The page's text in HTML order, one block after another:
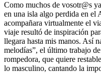
Como muchos de vosotr@s
en una isla algo perdida en el
acompañara virtualmente el
viaje resultó de inspiración
llegara hasta mis manos. Así
melodías”, el último trabajo
rompedora, que quiere
lo masculino, cantando la